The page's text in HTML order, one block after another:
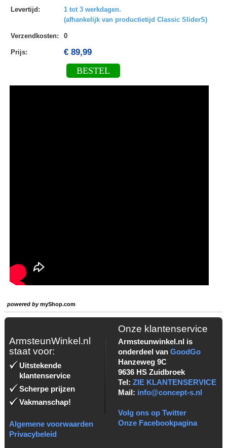
Levertijd :
1 tot 3 werkdagen.
(afhankelijk van productietijd Classic SliderS)
Verzendkosten: 0
Prijs: € 89,99
BESTEL
powered bymyShop.com
ArmsteunWinkel.nl
staat voor:
Uitstekende
klantenservice
Scherpe prijzen
Vakmanschap!
Algemene voorwaarden
Privacybeleid
Onze klantenservice
Armsteunwinkel.nl is
onderdeel van GoodGo
Hanzeweg 9C
9636 HS Zuidbroek
Tel: ZIE KLANTENSERVICE
Mail: info@concept-s.nl
Volg ons op Twitter
Onze Facebookpagina